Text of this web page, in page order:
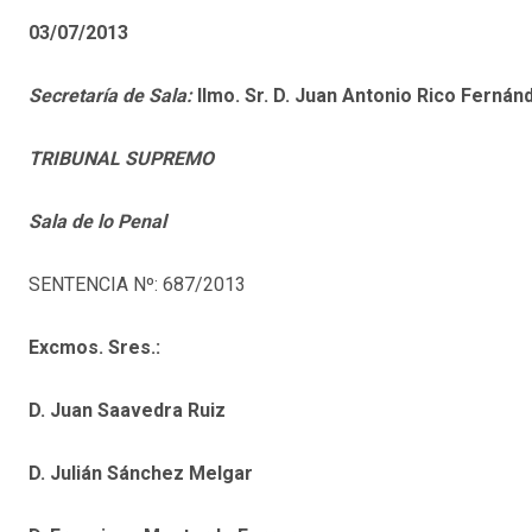
03/07/2013
Secretaría de Sala:Ilmo. Sr. D. Juan Antonio Rico
TRIBUNAL SUPREMO
Sala de lo Penal
SENTENCIA Nº: 687/2013
Excmos. Sres.:
D. Juan Saavedra Ruiz
D. Julián Sánchez Melgar